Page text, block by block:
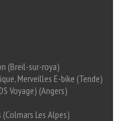
(Breil-sur-roya)
Merveilles E-bike (Tende)
Voyage) (Angers)
Les Alpes)